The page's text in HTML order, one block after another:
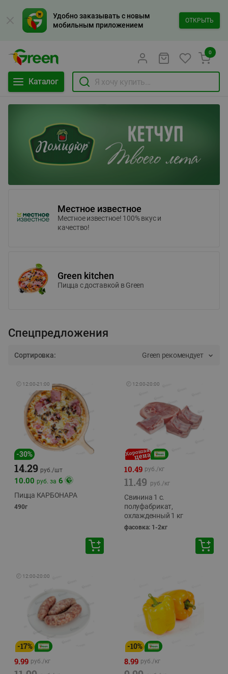
Удобно заказывать с новым
мобильным приложением
ОТКРЫТЬ
Каталог
0
Местное известное
Местное известное! 100% вкус и
качество!
Green kitchen
Пицца c доставкой в Green
Спецпредложения
Сортировка: Green рекомендует
🕘 12:00-21:00
-30%
14.29 руб./шт
10.00 руб. за 6
Пицца КАРБОНАРА
490г
🕘 12:00-20:00
10.49 руб./кг
11.49 руб./кг
Свинина 1 с.
полуфабрикат,
охлажденный 1 кг
фасовка: 1-2кг
🕘 12:00-20:00
-17%
9.99 руб./кг
-10%
8.99 руб./кг